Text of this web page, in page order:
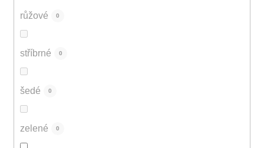
růžové 0
stříbrné 0
šedé 0
zelené 0